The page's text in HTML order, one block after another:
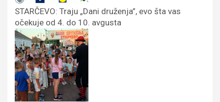
STARČEVO: Traju „Dani druženja”, evo šta vas
očekuje od 4. do 10. avgusta